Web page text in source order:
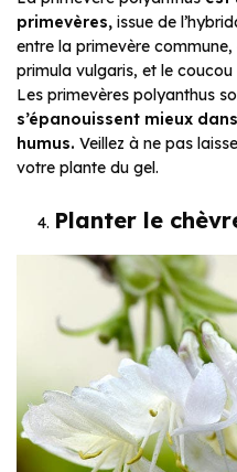
primevères, issue de
entre la primevère
primula vulgaris, et le
Les primevères polyanthus
s’épanouissent mieux
humus. Veillez à ne pas
votre plante du gel.
Planter le